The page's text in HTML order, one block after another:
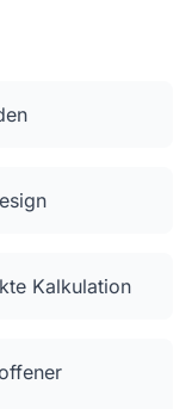
Kalkulation